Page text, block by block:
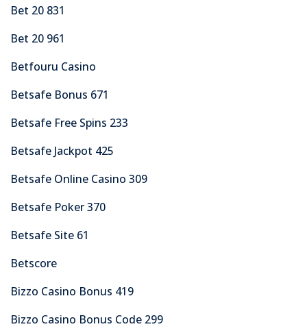
Bet 20 831
Bet 20 961
Betfouru Casino
Betsafe Bonus 671
Betsafe Free Spins 233
Betsafe Jackpot 425
Betsafe Online Casino 309
Betsafe Poker 370
Betsafe Site 61
Betscore
Bizzo Casino Bonus 419
Bizzo Casino Bonus Code 299